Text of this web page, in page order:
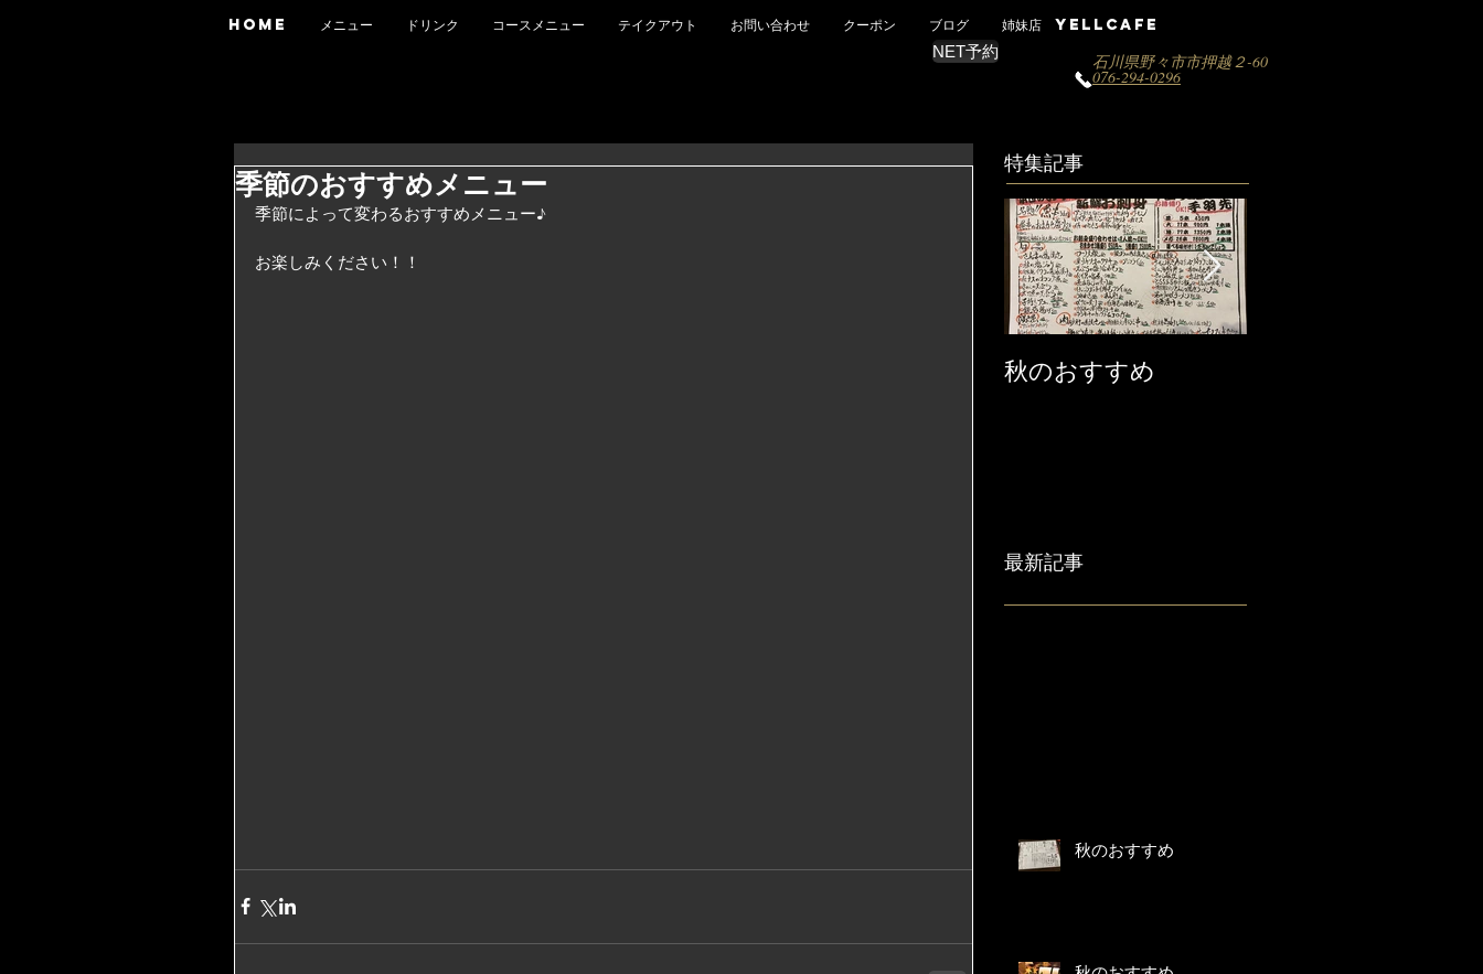
HOME メニュー ドリンク コースメニュー テイクアウト お問い合わせ クーポン ブログ
姉妹店 YELLCAFE
NET予約
石川県野々市市押越２-60
076-294-0296
季節のおすすめメニュー
季節によって変わるおすすめメニュー♪
お楽しみください！！
特集記事
秋のおすすめ
最新記事
秋のおすすめ